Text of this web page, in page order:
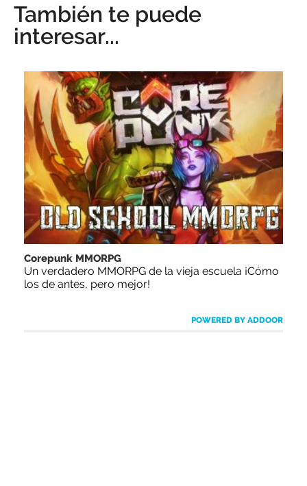
También te puede
interesar...
Corepunk MMORPG
Un verdadero MMORPG de la vieja escuela ¡Cómo
los de antes, pero mejor!
POWERED BY ADDOOR